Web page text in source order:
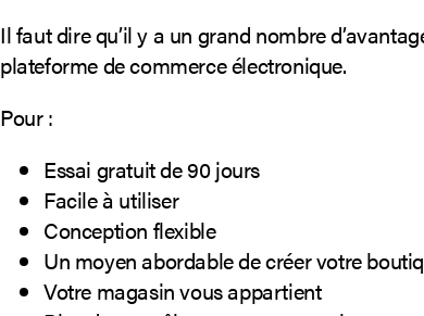
Il faut dire qu’il y a un grand nombre
plateforme de commerce électronique.
Pour :
Essai gratuit de 90 jours
Facile à utiliser
Conception flexible
Un moyen abordable de créer votre
Votre magasin vous appartient